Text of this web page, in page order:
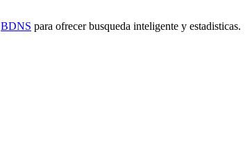
BDNS para ofrecer busqueda inteligente y estadisticas.